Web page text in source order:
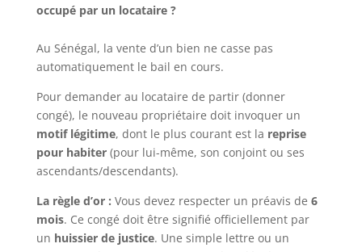
occupé par un locataire ?
Au Sénégal, la vente d’un bien ne casse pas
automatiquement le bail en cours.
Pour demander au locataire de partir (donner
congé), le nouveau propriétaire doit invoquer un
motif légitime, dont le plus courant est la reprise
pour habiter(pour lui-même, son conjoint ou ses
ascendants/descendants).
La règle d’or : Vous devez respecter un préavis de 6
mois. Ce congé doit être signifié officiellement par
un huissier de justice. Une simple lettre ou un